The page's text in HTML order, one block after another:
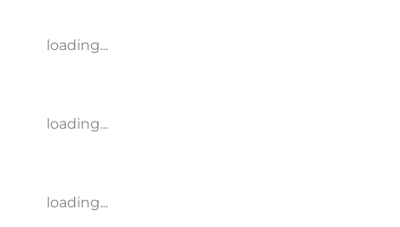
loading...
loading...
loading...